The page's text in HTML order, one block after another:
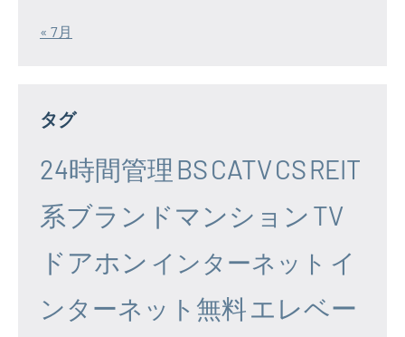
« 7月
タグ
24時間管理 BSCATVCSREIT
系ブランドマンション TV
ドアホン インターネット イ
ンターネット無料エレベー